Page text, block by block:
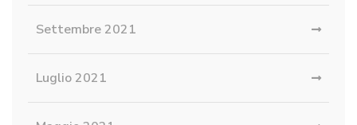
Settembre 2021
Luglio 2021